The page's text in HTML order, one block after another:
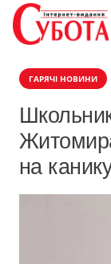
ГАРЯЧІ НОВИНИ
на